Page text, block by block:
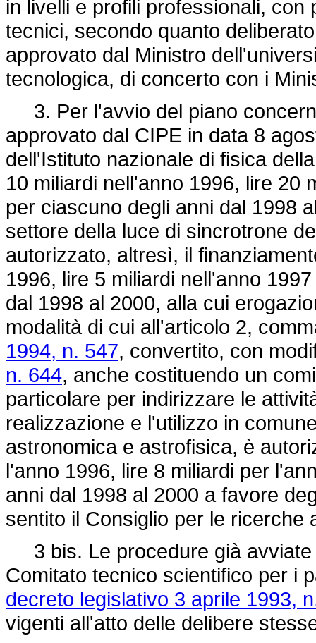
in livelli e profili professionali,
tecnici, secondo quanto
approvato dal Ministro
tecnologica, di concerto con i
3. Per l'avvio del piano
approvato dal CIPE in data 8
dell'Istituto nazionale di fisica
10 miliardi nell'anno 1996, lire 20
per ciascuno degli anni dal 1998
settore della luce di sincrotrone
autorizzato, altresì, il
1996, lire 5 miliardi nell'anno
dal 1998 al 2000, alla cui
modalità di cui all'articolo 2,
1994, n. 547, convertito, con
n. 644, anche costituendo un
particolare per indirizzare le
realizzazione e l'utilizzo in
astronomica e astrofisica, è
l'anno 1996, lire 8 miliardi per
anni dal 1998 al 2000 a favore
sentito il Consiglio per le
3 bis. Le procedure già avviate
Comitato tecnico scientifico per i
decreto legislativo 3 aprile 1993,
vigenti all'atto delle delibere